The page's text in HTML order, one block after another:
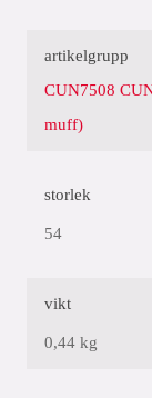
artikelgrupp
CUN7508
muff)
storlek
54
vikt
0,44 kg